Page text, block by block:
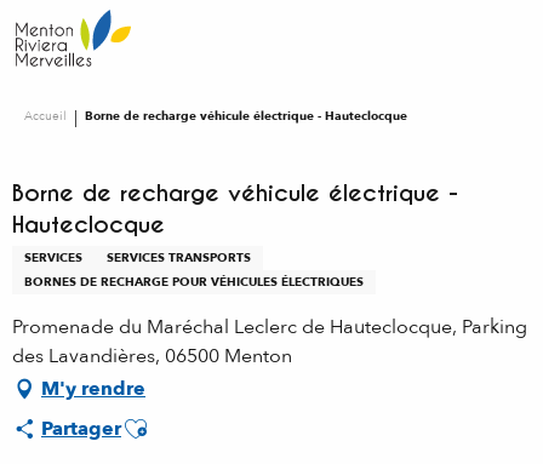
au
contenu
Accueil Borne de recharge véhicule électrique - Hauteclocque
Borne de recharge véhicule électrique -
Hauteclocque
SERVICES
SERVICES TRANSPORTS
BORNES DE RECHARGE POUR VÉHICULES ÉLECTRIQUES
Promenade du Maréchal Leclerc de Hauteclocque, Parking
des Lavandières, 06500 Menton
M'y rendre
PartagerAjouter aux favoris